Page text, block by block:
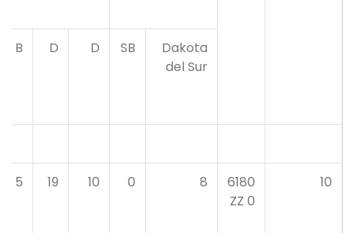
Dakota
del Sur
SB
D
D
B
10
6180
0 ZZ
8
0
10
19
5